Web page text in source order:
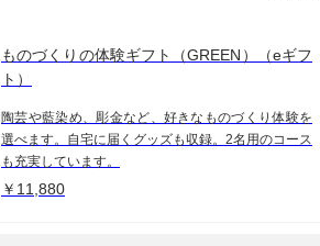
ものづくりの体験ギフト（GREEN）（eギフ
ト）
陶芸や藍染め、彫金など、好きなものづくり体験を
選べます。自宅に届くグッズも収録。2名用のコース
も充実しています。
￥11,880